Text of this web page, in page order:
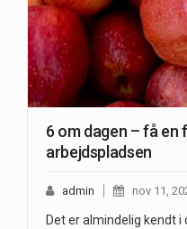
6 om dagen – få
arbejdspladsen
admin nov 11,
Det er almindelig kendt